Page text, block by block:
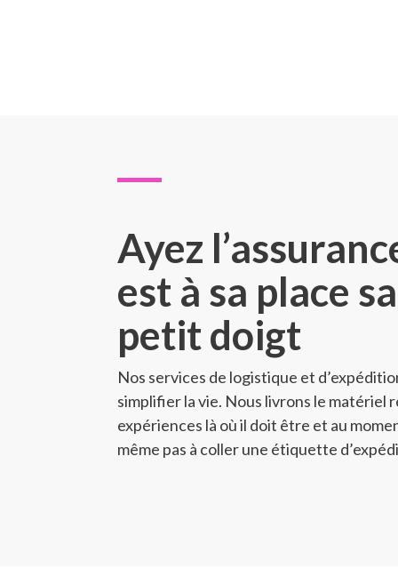
Ayez
est à sa place
petit doigt
Nos services de logistique et
simplifier la vie. Nous livrons le matériel
expériences là où il doit être et au
même pas à coller une étiquette